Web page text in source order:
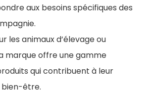
aux besoins spécifiques des
les animaux d’élevage ou
marque offre une gamme
qui contribuent à leur
être.